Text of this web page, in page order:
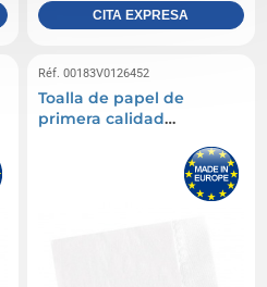
CITA EXPRESA
Réf. 00183V0126452
Toalla de papel de
primera calidad